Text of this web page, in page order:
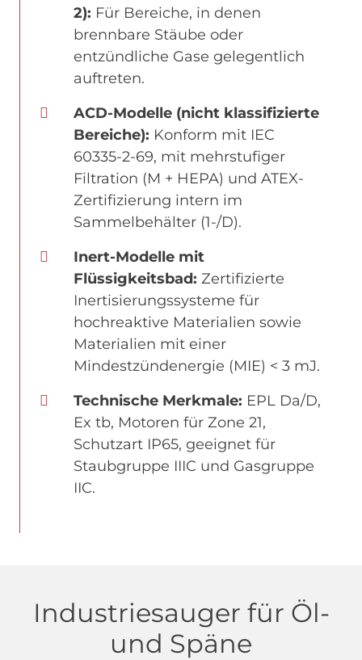
2): Für Bereiche, in denen
brennbare Stäube oder
entzündliche Gase gelegentlich
auftreten.
ACD-Modelle (nicht klassifizierte
Bereiche): Konform mit IEC
60335-2-69, mit mehrstufiger
Filtration (M + HEPA) und ATEX-
Zertifizierung intern im
Sammelbehälter (1-/D).
Inert-Modelle mit
Flüssigkeitsbad: Zertifizierte
Inertisierungssysteme für
hochreaktive Materialien sowie
Materialien mit einer
Mindestzündenergie (MIE) < 3 mJ.
Technische Merkmale: EPL Da/D,
Ex tb, Motoren für Zone 21,
Schutzart IP65, geeignet für
Staubgruppe IIIC und Gasgruppe
IIC.
Industriesauger für Öl-
und Späne